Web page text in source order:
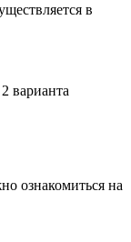
в
варианта
ознакомиться на